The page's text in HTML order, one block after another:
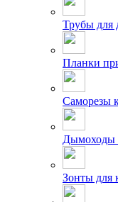
Трубы для
Планки
Саморезы
Дымоходы
Зонты для